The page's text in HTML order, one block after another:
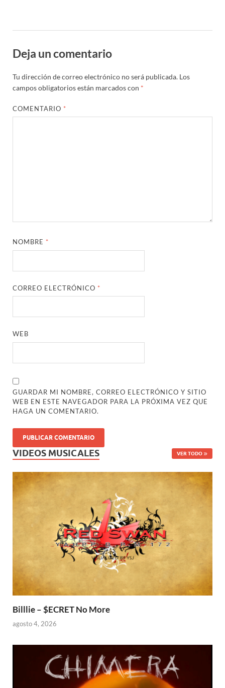
Deja un comentario
Tu dirección de correo electrónico no será publicada. Los
campos obligatorios están marcados con *
COMENTARIO *
NOMBRE *
CORREO ELECTRÓNICO *
WEB
GUARDAR MI NOMBRE, CORREO ELECTRÓNICO Y SITIO
WEB EN ESTE NAVEGADOR PARA LA PRÓXIMA VEZ QUE
HAGA UN COMENTARIO.
VIDEOS MUSICALES VER TODO
Billlie – $ECRET No More
agosto 4, 2026